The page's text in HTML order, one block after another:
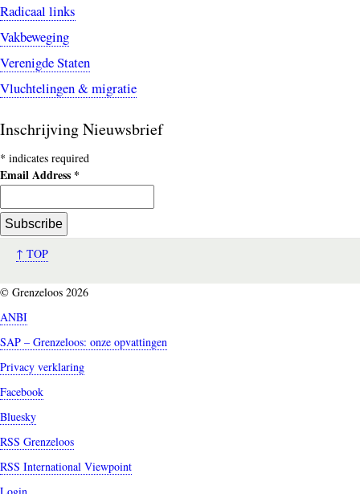
Radicaal links
Vakbeweging
Verenigde Staten
Vluchtelingen & migratie
Inschrijving Nieuwsbrief
* indicates required
Email Address *
↑ TOP
© Grenzeloos 2026
ANBI
SAP – Grenzeloos: onze opvattingen
Privacy verklaring
Facebook
Bluesky
RSS Grenzeloos
RSS International Viewpoint
Login